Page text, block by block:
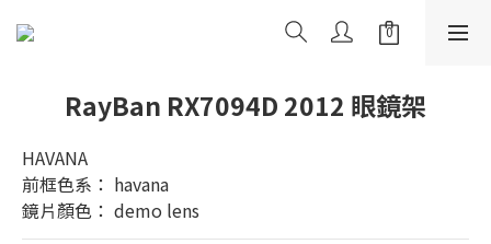
RayBan RX7094D 2012 眼鏡架
HAVANA
前框色系： havana
鏡片顏色： demo lens